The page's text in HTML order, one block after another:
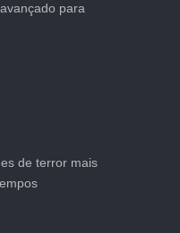
para
de terror mais